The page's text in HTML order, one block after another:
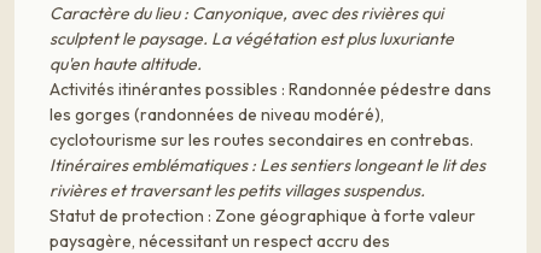
Caractère du lieu : Canyonique, avec des rivières qui
sculptent le paysage. La végétation est plus luxuriante
qu'en haute altitude.
Activités itinérantes possibles : Randonnée pédestre dans
les gorges (randonnées de niveau modéré),
cyclotourisme sur les routes secondaires en contrebas.
Itinéraires emblématiques : Les sentiers longeant le lit des
rivières et traversant les petits villages suspendus.
Statut de protection : Zone géographique à forte valeur
paysagère, nécessitant un respect accru des